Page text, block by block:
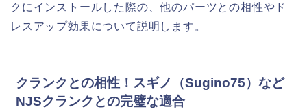
クにインストールした際の、他のパーツとの相性やド
レスアップ効果について説明します。
クランクとの相性！スギノ（Sugino75）など
NJSクランクとの完璧な適合